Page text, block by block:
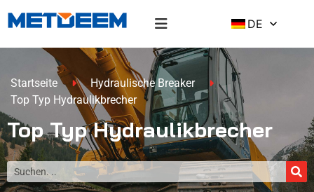
DE
Startseite
Hydraulische Breaker
Top Typ Hydraulikbrecher
Top Typ Hydraulikbrecher